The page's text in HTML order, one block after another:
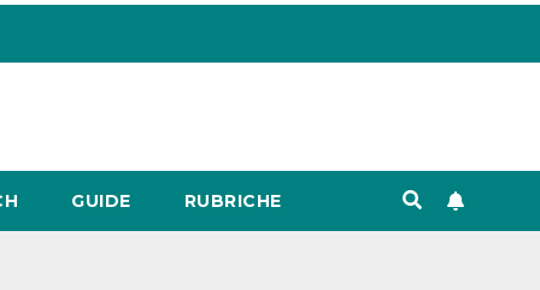
GUIDE RUBRICHE